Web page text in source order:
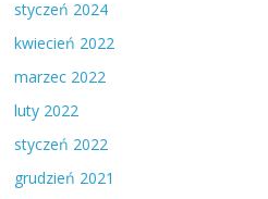
styczeń 2024
kwiecień 2022
marzec 2022
luty 2022
styczeń 2022
grudzień 2021